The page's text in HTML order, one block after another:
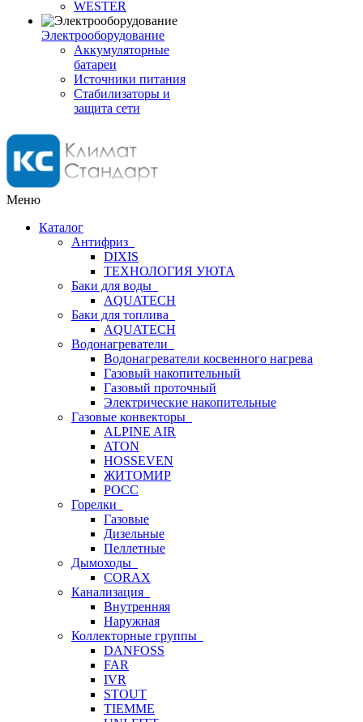
WESTER
Электрооборудование
Аккумуляторные
батареи
Источники питания
Стабилизаторы и
защита сети
Меню
Каталог
Антифриз
DIXIS
ТЕХНОЛОГИЯ УЮТА
Баки для воды
AQUATECH
Баки для топлива
AQUATECH
Водонагреватели
Водонагреватели косвенного нагрева
Газовый накопительный
Газовый проточный
Электрические накопительные
Газовые конвекторы
ALPINE AIR
ATON
HOSSEVEN
ЖИТОМИР
РОСС
Горелки
Газовые
Дизельные
Пеллетные
Дымоходы
CORAX
Канализация
Внутренняя
Наружная
Коллекторные группы
DANFOSS
FAR
IVR
STOUT
TIEMME